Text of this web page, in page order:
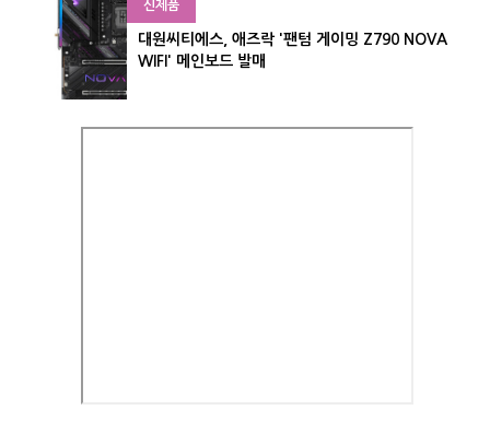
신제품
대원씨티에스, 애즈락 '팬텀 게이밍 Z790 NOVA
WIFI' 메인보드 발매